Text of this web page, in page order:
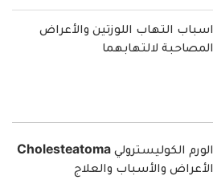
اسباب التهاب اللوزتين والأعراض
المصاحبة لالتهابهما
الورم الكوليسترولي Cholesteatoma
الأعراض والأسباب والعلاج